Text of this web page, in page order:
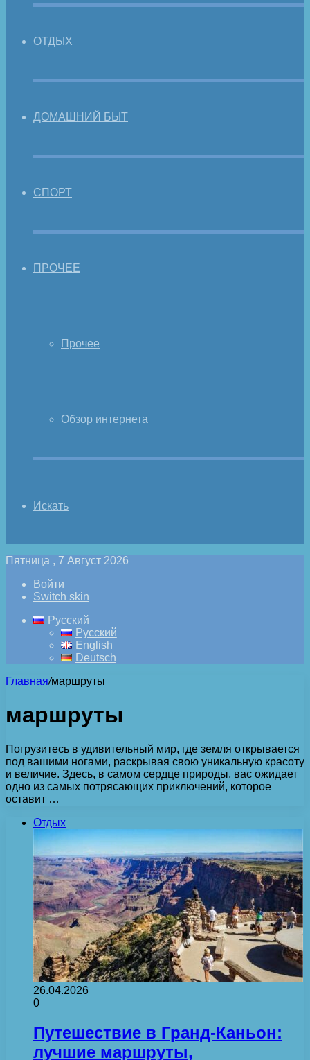
ОТДЫХ
ДОМАШНИЙ БЫТ
СПОРТ
ПРОЧЕЕ
Прочее
Обзор интернета
Искать
Пятница , 7 Август 2026
Войти
Switch skin
Русский
Русский
English
Deutsch
Главная/маршруты
маршруты
Погрузитесь в удивительный мир, где земля открывается
под вашими ногами, раскрывая свою уникальную красоту
и величие. Здесь, в самом сердце природы, вас ожидает
одно из самых потрясающих приключений, которое
оставит …
Отдых
26.04.2026
0
Путешествие в Гранд-Каньон:
лучшие маршруты,